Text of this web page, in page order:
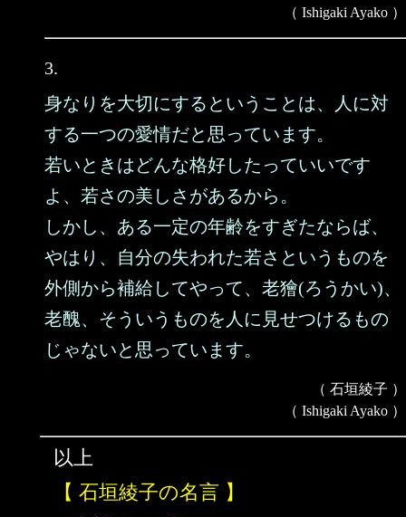
（ Ishigaki Ayako ）
3.
身なりを大切にするということは、人に対
する一つの愛情だと思っています。
若いときはどんな格好したっていいです
よ、若さの美しさがあるから。
しかし、ある一定の年齢をすぎたならば、
やはり、自分の失われた若さというものを
外側から補給してやって、老獪(ろうかい)、
老醜、そういうものを人に見せつけるもの
じゃないと思っています。
（ 石垣綾子 ）
（ Ishigaki Ayako ）
以上
【 石垣綾子の名言 】